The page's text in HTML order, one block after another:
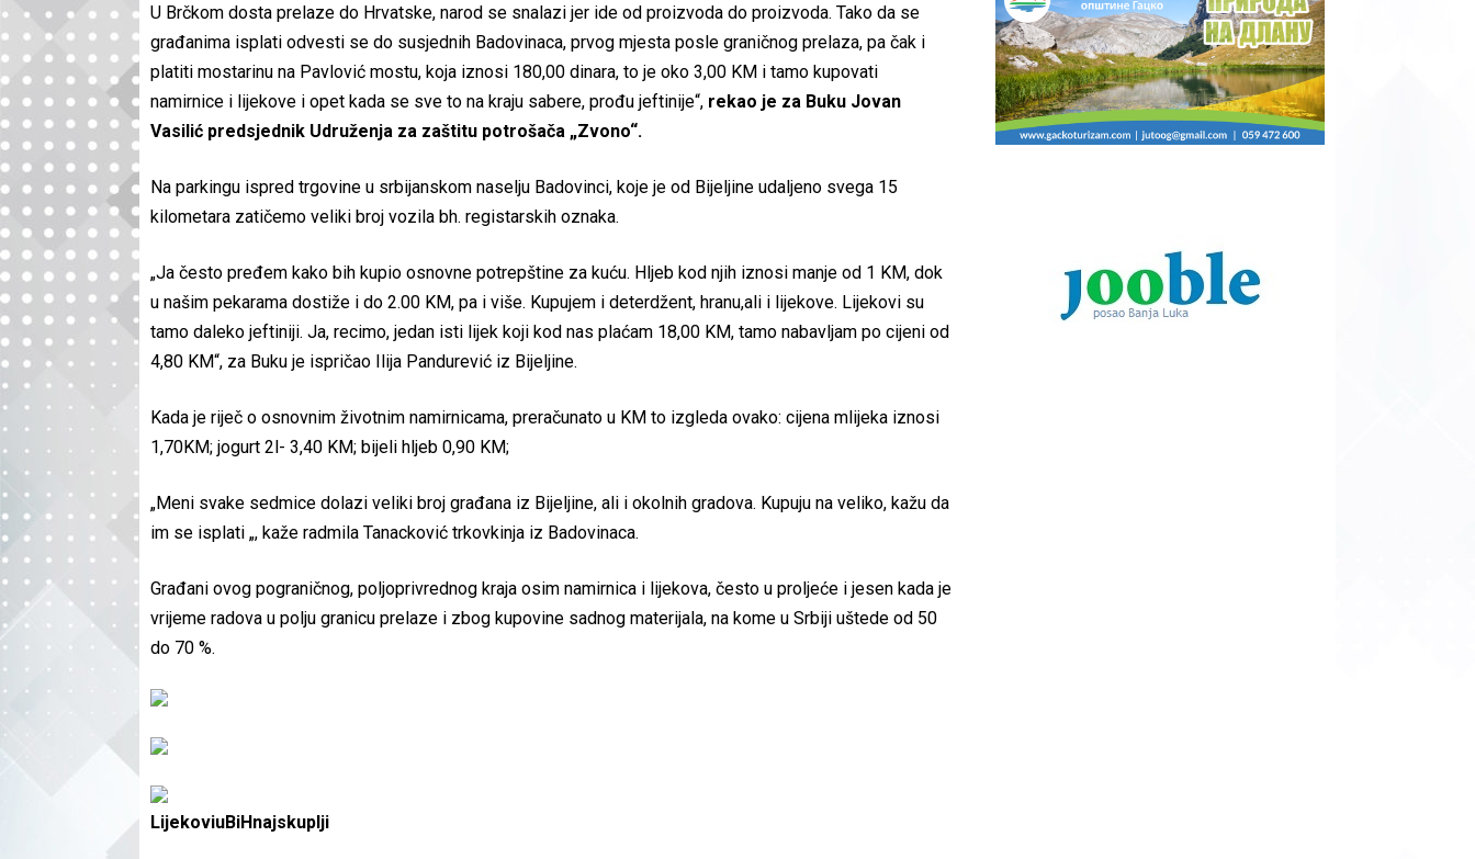
U Brčkom dosta prelaze do Hrvatske, narod se snalazi jer ide od proizvoda do proizvoda. Tako da se
građanima isplati odvesti se do susjednih Badovinaca, prvog mjesta posle graničnog prelaza, pa čak i
platiti mostarinu na Pavlović mostu, koja iznosi 180,00 dinara, to je oko 3,00 KM i tamo kupovati
namirnice i lijekove i opet kada se sve to na kraju sabere, prođu jeftinije“, rekao je za Buku Jovan
Vasilić predsjednik Udruženja za zaštitu potrošača „Zvono“.
Na parkingu ispred trgovine u srbijanskom naselju Badovinci, koje je od Bijeljine udaljeno svega 15
kilometara zatičemo veliki broj vozila bh. registarskih oznaka.
„Ja često pređem kako bih kupio osnovne potrepštine za kuću. Hljeb kod njih iznosi manje od 1 KM, dok
u našim pekarama dostiže i do 2.00 KM, pa i više. Kupujem i deterdžent, hranu,ali i lijekove. Lijekovi su
tamo daleko jeftiniji. Ja, recimo, jedan isti lijek koji kod nas plaćam 18,00 KM, tamo nabavljam po cijeni od
4,80 KM“, za Buku je ispričao Ilija Pandurević iz Bijeljine.
Kada je riječ o osnovnim životnim namirnicama, preračunato u KM to izgleda ovako: cijena mlijeka iznosi
1,70KM; jogurt 2l- 3,40 KM; bijeli hljeb 0,90 KM;
„Meni svake sedmice dolazi veliki broj građana iz Bijeljine, ali i okolnih gradova. Kupuju na veliko, kažu da
im se isplati „, kaže radmila Tanacković trkovkinja iz Badovinaca.
Građani ovog pograničnog, poljoprivrednog kraja osim namirnica i lijekova, često u proljeće i jesen kada je
vrijeme radova u polju granicu prelaze i zbog kupovine sadnog materijala, na kome u Srbiji uštede od 50
do 70 %.
LijekoviuBiHnajskuplji